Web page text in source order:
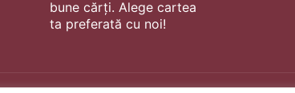
bune cărți. Alege cartea
ta preferată cu noi!